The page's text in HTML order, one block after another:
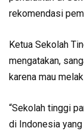
rekomendasi
Ketua Sekolah
mengatakan,
karena mau
“Sekolah tinggi
di Indonesia